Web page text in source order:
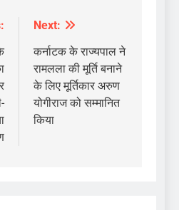
Next:
कर्नाटक के राज्यपाल ने
रामलला की मूर्ति बनाने
के लिए मूर्तिकार अरुण
योगीराज को सम्मानित
किया